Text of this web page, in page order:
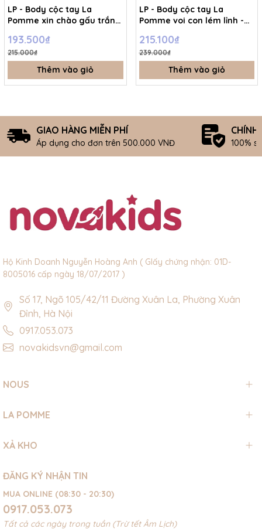
LP - Body cộc tay La
Pomme xin chào gấu trắng
193.500₫
215.000₫
Thêm vào giỏ
LP - Body cộc tay La
Pomme voi con lém lỉnh -
215.100₫
239.000₫
Thêm vào giỏ
GIAO HÀNG MIỄN PHÍ
Áp dụng cho đơn trên 500.000 VNĐ
CHÍNH
100%
Hộ Kinh Doanh Nguyễn Hoàng Anh ( GIấy chứng nhận: 01D-
8005016 cấp ngày 18/07/2017 )
Số 17, Ngõ 105/42/11 Đường Xuân La, Phường Xuân
Đỉnh, Hà Nội
0917.053.073
novakidsvn@gmail.com
NOUS
LA POMME
XẢ KHO
ĐĂNG KÝ NHẬN TIN
MUA ONLINE (08:30 - 20:30)
0917.053.073
Tất cả các ngày trong tuần (Trừ tết Âm Lịch)